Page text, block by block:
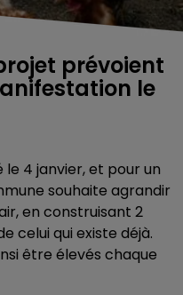
prévoient
le
le 4 janvier, et pour un
souhaite agrandir
en construisant 2
celui qui existe déjà.
être élevés chaque